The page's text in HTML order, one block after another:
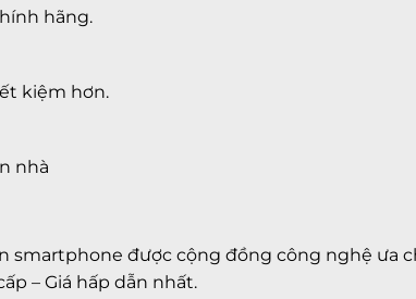
hãng.
kiệm hơn.
nhà
smartphone được cộng đồng công nghệ ưa
– Giá hấp dẫn nhất.